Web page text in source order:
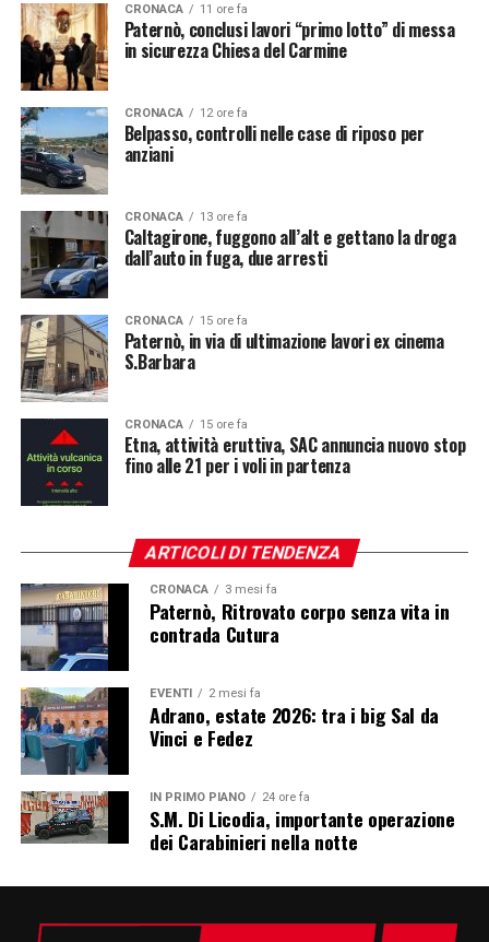
CRONACA 11 ore fa
Paternò, conclusi lavori “primo lotto” di messa
in sicurezza Chiesa del Carmine
CRONACA 12 ore fa
Belpasso, controlli nelle case di riposo per
anziani
CRONACA 13 ore fa
Caltagirone, fuggono all’alt e gettano la droga
dall’auto in fuga, due arresti
CRONACA 15 ore fa
Paternò, in via di ultimazione lavori ex cinema
S.Barbara
CRONACA 15 ore fa
Etna, attività eruttiva, SAC annuncia nuovo stop
fino alle 21 per i voli in partenza
ARTICOLI DI TENDENZA
CRONACA 3 mesi fa
Paternò, Ritrovato corpo senza vita in
contrada Cutura
EVENTI 2 mesi fa
Adrano, estate 2026: tra i big Sal da
Vinci e Fedez
IN PRIMO PIANO 24 ore fa
S.M. Di Licodia, importante operazione
dei Carabinieri nella notte